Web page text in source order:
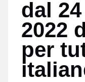
dal
2022
per